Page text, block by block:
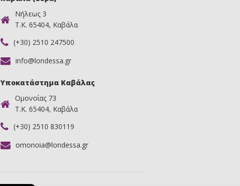
Νήλεως 3
Τ.Κ. 65404, Καβάλα
(+30) 2510 247500
info@londessa.gr
Υποκατάστημα Καβάλας
Ομονοίας 73
Τ.Κ. 65404, Καβάλα
(+30) 2510 830119
omonoia@londessa.gr